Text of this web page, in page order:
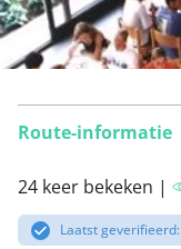
Route-informatie
24 keer bekeken |
Laatst